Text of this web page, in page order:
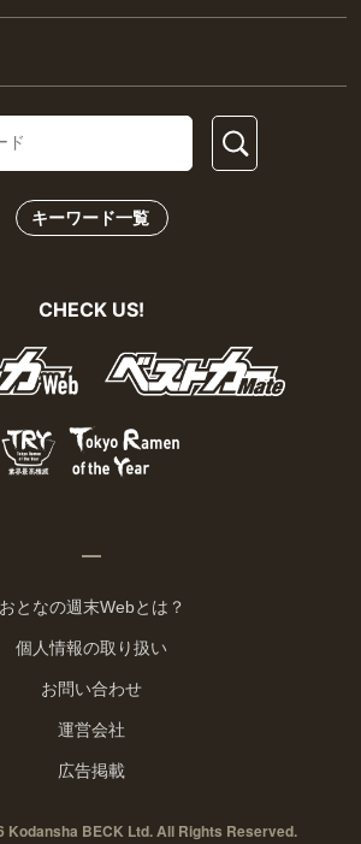
キーワード一覧
CHECK US!
おとなの週末Webとは？
個人情報の取り扱い
お問い合わせ
運営会社
広告掲載
Kodansha BECK Ltd. All Rights Reserved.